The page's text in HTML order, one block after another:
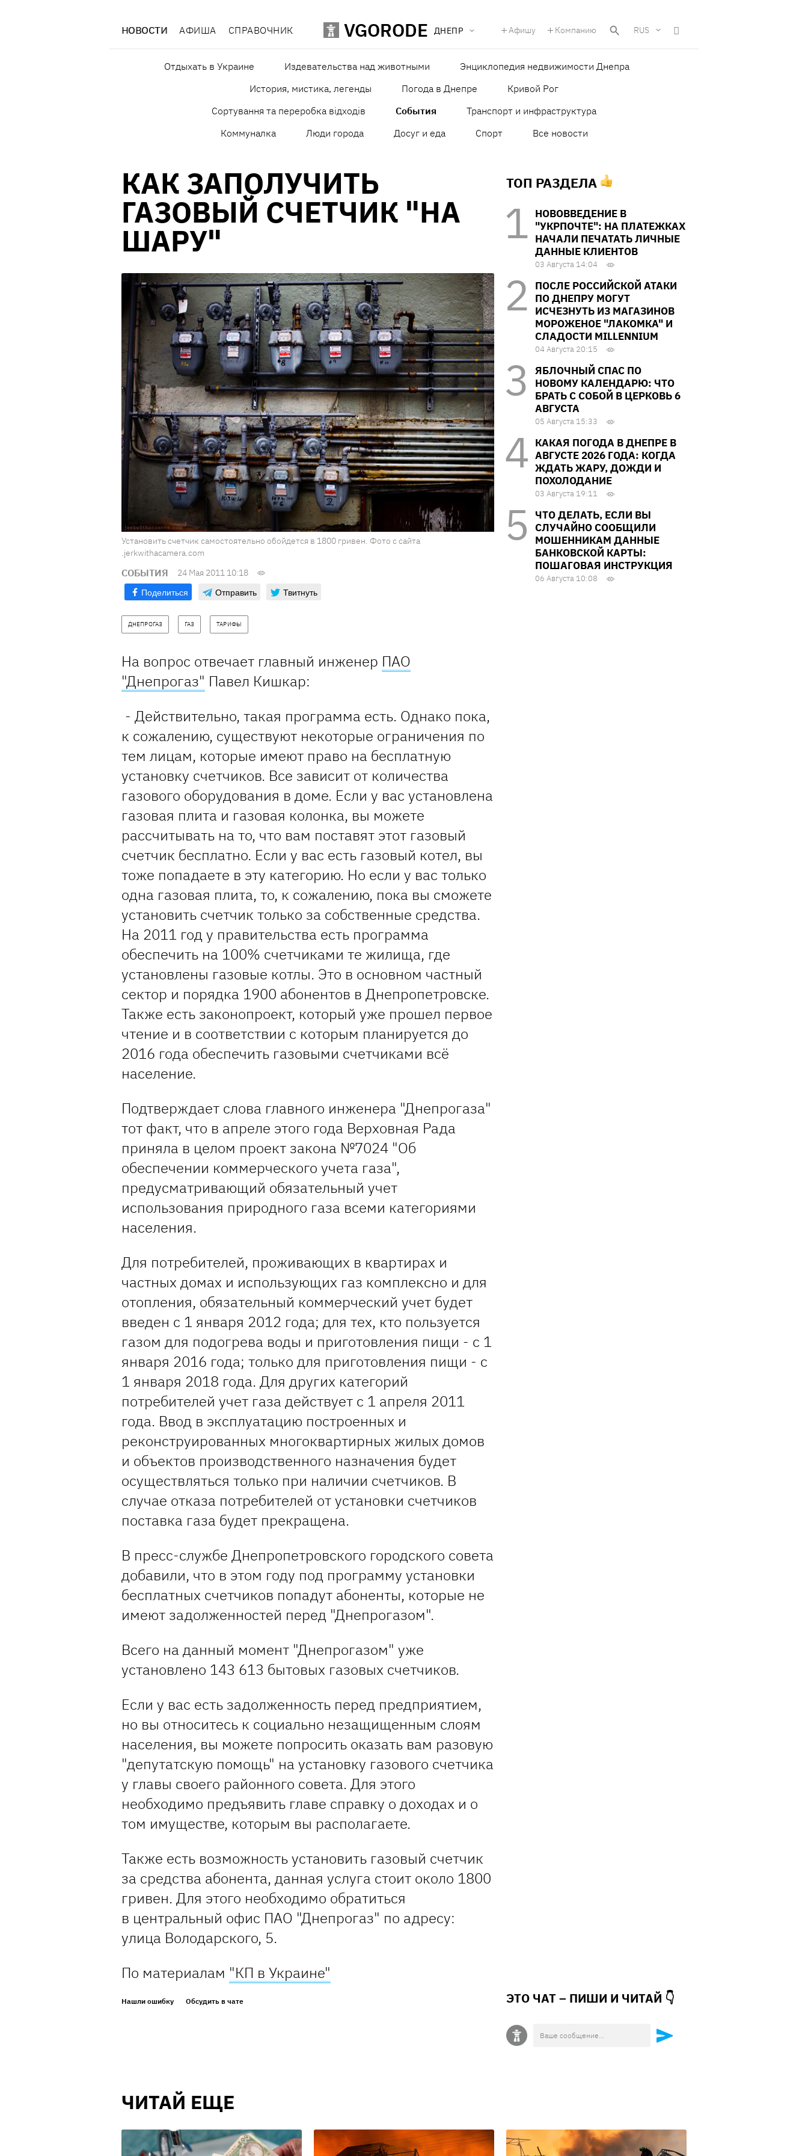
НОВОСТИ АФИША СПРАВОЧНИК VGORODE ДНЕПР Афишу Компанию RUS
Отдыхать в Украине Издевательства над животными
Энциклопедия недвижимости Днепра
История, мистика, легенды
Погода в Днепре
Кривой Рог
Сортування та переробка відходів
События
Транспорт и инфраструктура
Коммуналка
Люди города Досуг и еда Спорт Все новости
КАК ЗАПОЛУЧИТЬ
ГАЗОВЫЙ СЧЕТЧИК "НА
ШАРУ"
Установить счетчик самостоятельно обойдется в 1800 гривен. Фото с сайта
.jerkwithacamera.com
СОБЫТИЯ 24 Мая 2011 10:18
Поделиться Отправить Твитнуть
ДНЕПРОГАЗ ГАЗ ТАРИФЫ
На вопрос отвечает главный инженер ПАО
"Днепрогаз" Павел Кишкар:
- Действительно, такая программа есть. Однако пока,
к сожалению, существуют некоторые ограничения по
тем лицам, которые имеют право на бесплатную
установку счетчиков. Все зависит от количества
газового оборудования в доме. Если у вас установлена
газовая плита и газовая колонка, вы можете
рассчитывать на то, что вам поставят этот газовый
счетчик бесплатно. Если у вас есть газовый котел, вы
тоже попадаете в эту категорию. Но если у вас только
одна газовая плита, то, к сожалению, пока вы сможете
установить счетчик только за собственные средства.
На 2011 год у правительства есть программа
обеспечить на 100% счетчиками те жилища, где
установлены газовые котлы. Это в основном частный
сектор и порядка 1900 абонентов в Днепропетровске.
Также есть законопроект, который уже прошел первое
чтение и в соответствии с которым планируется до
2016 года обеспечить газовыми счетчиками всё
население.
Подтверждает слова главного инженера "Днепрогаза"
тот факт, что в апреле этого года Верховная Рада
приняла в целом проект закона №7024 "Об
обеспечении коммерческого учета газа",
предусматривающий обязательный учет
использования природного газа всеми категориями
населения.
Для потребителей, проживающих в квартирах и
частных домах и использующих газ комплексно и для
отопления, обязательный коммерческий учет будет
введен с 1 января 2012 года; для тех, кто пользуется
газом для подогрева воды и приготовления пищи - с 1
января 2016 года; только для приготовления пищи - с
1 января 2018 года. Для других категорий
потребителей учет газа действует с 1 апреля 2011
года. Ввод в эксплуатацию построенных и
реконструированных многоквартирных жилых домов
и объектов производственного назначения будет
осуществляться только при наличии счетчиков. В
случае отказа потребителей от установки счетчиков
поставка газа будет прекращена.
В пресс-службе Днепропетровского городского совета
добавили, что в этом году под программу установки
бесплатных счетчиков попадут абоненты, которые не
имеют задолженностей перед "Днепрогазом".
Всего на данный момент "Днепрогазом" уже
установлено 143 613 бытовых газовых счетчиков.
Если у вас есть задолженность перед предприятием,
но вы относитесь к социально незащищенным слоям
населения, вы можете попросить оказать вам разовую
"депутатскую помощь" на установку газового счетчика
у главы своего районного совета. Для этого
необходимо предъявить главе справку о доходах и о
том имуществе, которым вы располагаете.
Также есть возможность установить газовый счетчик
за средства абонента, данная услуга стоит около 1800
гривен. Для этого необходимо обратиться
в центральный офис ПАО "Днепрогаз" по адресу:
улица Володарского, 5.
По материалам "КП в Украине"
Нашли ошибку Обсудить в чате
ТОП РАЗДЕЛА
НОВОВВЕДЕНИЕ В
"УКРПОЧТЕ": НА ПЛАТЕЖКАХ
НАЧАЛИ ПЕЧАТАТЬ ЛИЧНЫЕ
ДАННЫЕ КЛИЕНТОВ
03 Августа 14:04
ПОСЛЕ РОССИЙСКОЙ АТАКИ
ПО ДНЕПРУ МОГУТ
ИСЧЕЗНУТЬ ИЗ МАГАЗИНОВ
МОРОЖЕНОЕ "ЛАКОМКА" И
СЛАДОСТИ MILLENNIUM
04 Августа 20:15
ЯБЛОЧНЫЙ СПАС ПО
НОВОМУ КАЛЕНДАРЮ: ЧТО
БРАТЬ С СОБОЙ В ЦЕРКОВЬ 6
АВГУСТА
05 Августа 15:33
КАКАЯ ПОГОДА В ДНЕПРЕ В
АВГУСТЕ 2026 ГОДА: КОГДА
ЖДАТЬ ЖАРУ, ДОЖДИ И
ПОХОЛОДАНИЕ
03 Августа 19:11
ЧТО ДЕЛАТЬ, ЕСЛИ ВЫ
СЛУЧАЙНО СООБЩИЛИ
МОШЕННИКАМ ДАННЫЕ
БАНКОВСКОЙ КАРТЫ:
ПОШАГОВАЯ ИНСТРУКЦИЯ
06 Августа 10:08
ЭТО ЧАТ – ПИШИ И ЧИТАЙ 👇
ЧИТАЙ ЕЩЕ